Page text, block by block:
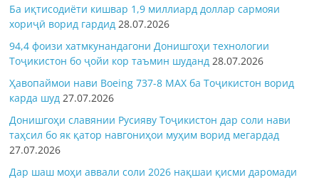
Ба иқтисодиёти кишвар 1,9 миллиард доллар сармояи
хориҷӣ ворид гардид 28.07.2026
94,4 фоизи хатмкунандагони Донишгоҳи технологии
Тоҷикистон бо ҷойи кор таъмин шуданд 28.07.2026
Ҳавопаймои нави Boeing 737-8 MAX ба Тоҷикистон ворид
карда шуд 27.07.2026
Донишгоҳи славянии Русияву Тоҷикистон дар соли нави
таҳсил бо як қатор навгониҳои муҳим ворид мегардад
27.07.2026
Дар шаш моҳи аввали соли 2026 нақшаи қисми даромади